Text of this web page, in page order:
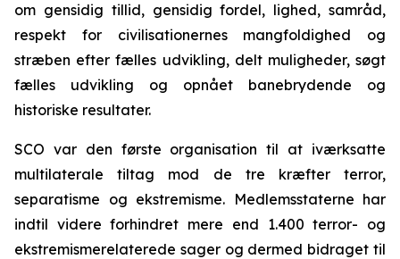
om gensidig tillid, gensidig fordel, lighed, samråd,
respekt for civilisationernes mangfoldighed og
stræben efter fælles udvikling, delt muligheder, søgt
fælles udvikling og opnået banebrydende og
historiske resultater.
SCO var den første organisation til at iværksatte
multilaterale tiltag mod de tre kræfter terror,
separatisme og ekstremisme. Medlemsstaterne har
indtil videre forhindret mere end 1.400 terror- og
ekstremismerelaterede sager og dermed bidraget til